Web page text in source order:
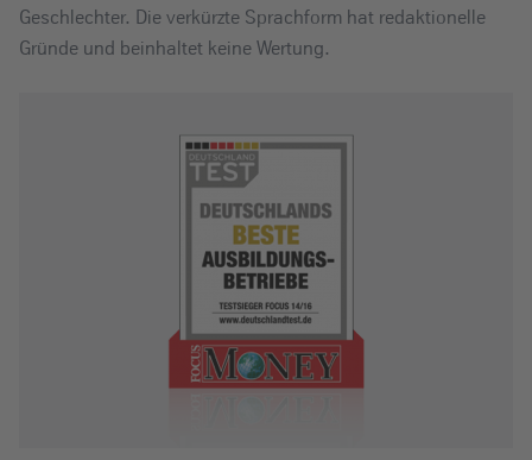
Geschlechter. Die verkürzte Sprachform hat redaktionelle
Gründe und beinhaltet keine Wertung.